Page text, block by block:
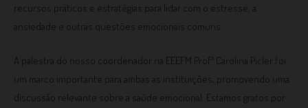
recursos práticos e estratégias para lidar com o estresse, a
ansiedade e outras questões emocionais comuns.
A palestra do nosso coordenador na EEEFM Profª Carolina Picler foi
um marco importante para ambas as instituições, promovendo uma
discussão relevante sobre a saúde emocional. Estamos gratos por